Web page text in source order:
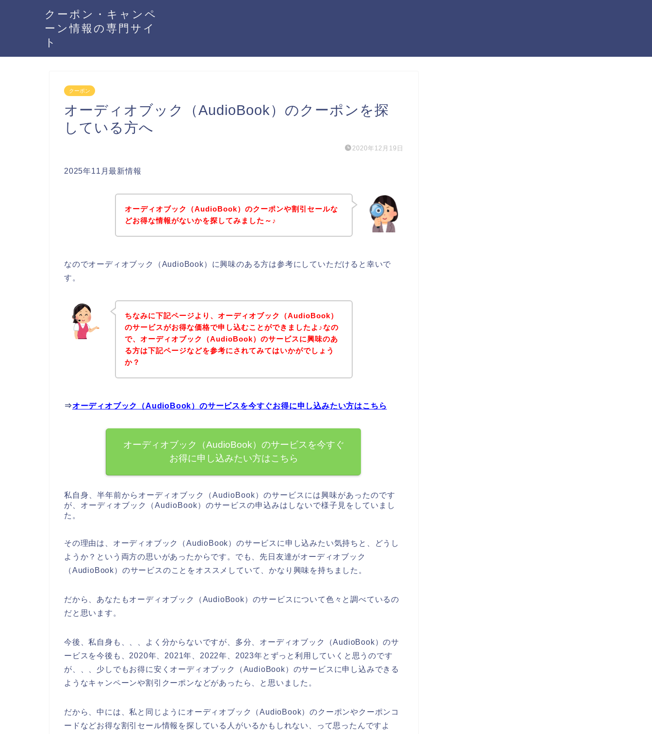
クーポン・キャンペ
ーン情報の専門サイ
ト
クーポン
オーディオブック（AudioBook）のクーポンを探
している方へ
2020年12月19日
2025年11月最新情報
オーディオブック（AudioBook）のクーポンや割引セールな
どお得な情報がないかを探してみました～♪
なのでオーディオブック（AudioBook）に興味のある方は参考にしていただけると幸いで
す。
ちなみに下記ページより、オーディオブック（AudioBook）
のサービスがお得な価格で申し込むことができましたよ♪なの
で、オーディオブック（AudioBook）のサービスに興味のあ
る方は下記ページなどを参考にされてみてはいかがでしょう
か？
⇒オーディオブック（AudioBook）のサービスを今すぐお得に申し込みたい方はこちら
オーディオブック（AudioBook）のサービスを今すぐ
お得に申し込みたい方はこちら
私自身、半年前からオーディオブック（AudioBook）のサービスには興味があったのです
が、オーディオブック（AudioBook）のサービスの申込みはしないで様子見をしていまし
た。
その理由は、オーディオブック（AudioBook）のサービスに申し込みたい気持ちと、どうし
ようか？という両方の思いがあったからです。でも、先日友達がオーディオブック
（AudioBook）のサービスのことをオススメしていて、かなり興味を持ちました。
だから、あなたもオーディオブック（AudioBook）のサービスについて色々と調べているの
だと思います。
今後、私自身も、、、よく分からないですが、多分、オーディオブック（AudioBook）のサ
ービスを今後も、2020年、2021年、2022年、2023年とずっと利用していくと思うのです
が、、、少しでもお得に安くオーディオブック（AudioBook）のサービスに申し込みできる
ようなキャンペーンや割引クーポンなどがあったら、と思いました。
だから、中には、私と同じようにオーディオブック（AudioBook）のクーポンやクーポンコ
ードなどお得な割引セール情報を探している人がいるかもしれない、って思ったんですよ